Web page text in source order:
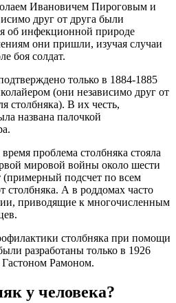
Ивановичем Пироговым и
друг от друга были
об инфекционной природе
они пришли, изучая случаи
боя солдат.
только в 1884-1885
(они независимо друг от
столбняка). В их честь,
названа палочкой
проблема столбняка стояла
мировой войны около шести
(примерный подсчет по всем
столбняка. А в роддомах часто
приводящие к многочисленным
столбняка при помощи
разработаны только в 1926
Рамоном.
у человека?